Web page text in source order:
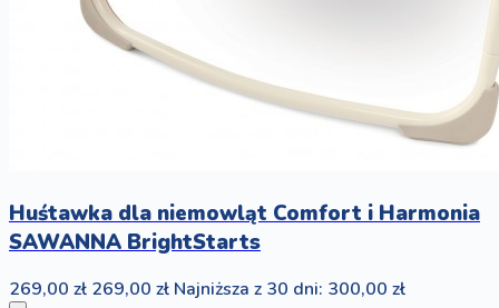
Huśtawka dla niemowląt Comfort i Harmonia
SAWANNA BrightStarts
269,00 zł 269,00 zł Najniższa z 30 dni: 300,00 zł